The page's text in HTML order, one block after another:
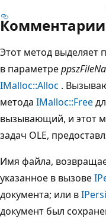
Комментарии
Этот метод выделяет
в параметре
IMalloc::Alloc .
метода IMalloc::Free
вызывающий, и этот
задач OLE,
Имя файла,
указанное в вызове
документа; или в
документ был